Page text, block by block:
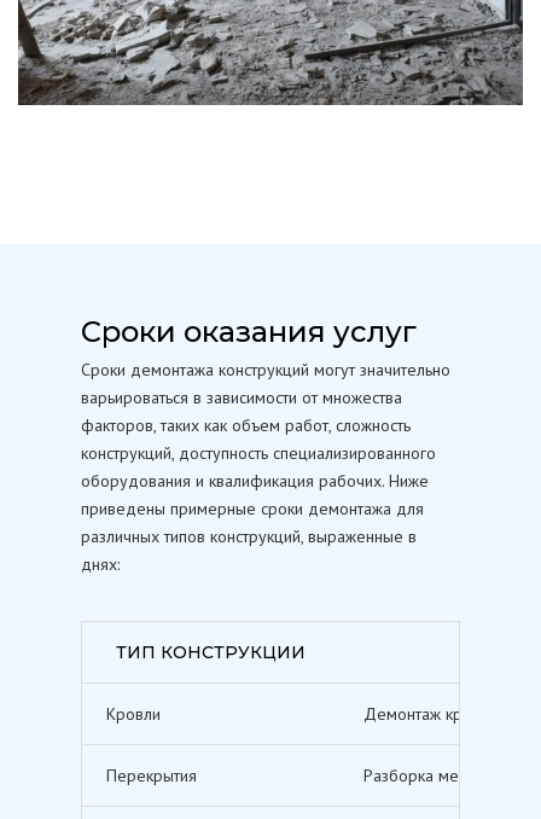
Сроки оказания услуг
Сроки демонтажа конструкций могут значительно
варьироваться в зависимости от множества
факторов, таких как объем работ, сложность
конструкций, доступность специализированного
оборудования и квалификация рабочих. Ниже
приведены примерные сроки демонтажа для
различных типов конструкций, выраженные в
днях:
ТИП КОНСТРУКЦИИ
Кровли Демонтаж кровельных
Перекрытия Разборка межэтажных